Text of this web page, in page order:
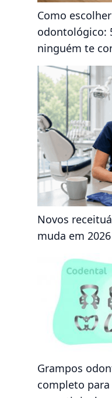
Como
odontológico:
ninguém te
Novos
muda em 2026
Grampos
completo para